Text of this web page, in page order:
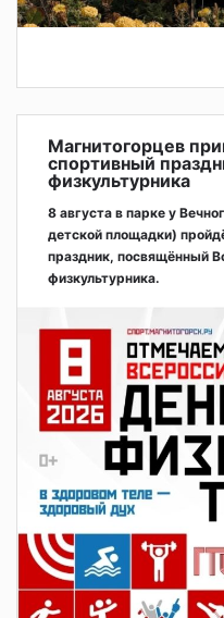
Магнитогорцев
спортивный
физкультурника
8 августа в парке у
детской площадки)
праздник, посвящённый
физкультурника.